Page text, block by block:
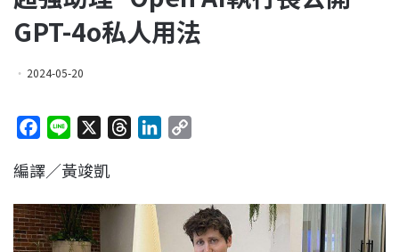
GPT-4o私人用法
2024-05-20
c
b
o
n
a
d
L
i
編譯／黃竣凱